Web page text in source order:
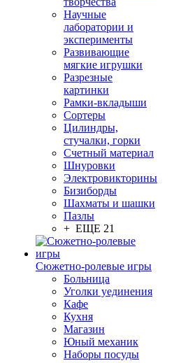
Научные
лаборатории и
эксперименты
Развивающие
мягкие игрушки
Разрезные
картинки
Рамки-вкладыши
Сортеры
Цилиндры,
стучалки, горки
Счетный материал
Шнуровки
Электровикторины
Бизиборды
Шахматы и шашки
Пазлы
+ ЕЩЕ 21
Сюжетно-ролевые игры
Больница
Уголки уединения
Кафе
Кухня
Магазин
Юный механик
Наборы посуды